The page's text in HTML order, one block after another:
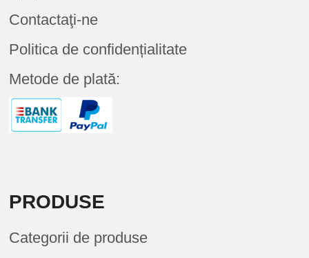
Contactaţi-ne
Politica de confidențialitate
Metode de plată:
PRODUSE
Categorii de produse